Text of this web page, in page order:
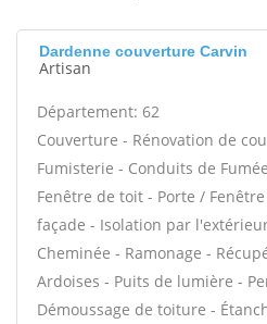
Dardenne couverture Carvin
Artisan
Département: 62
Couverture - Rénovation de
Fumisterie - Conduits de
Fenêtre de toit - Porte /
façade - Isolation par
Cheminée - Ramonage -
Ardoises - Puits de lumière -
Démoussage de toiture -